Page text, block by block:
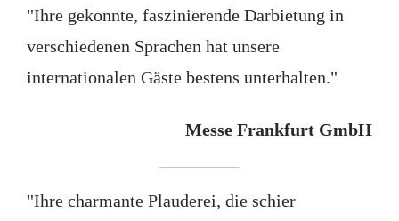
"Ihre gekonnte, faszinierende Darbietung in
verschiedenen Sprachen hat unsere
internationalen Gäste bestens unterhalten."
Messe Frankfurt GmbH
"Ihre charmante Plauderei, die schier